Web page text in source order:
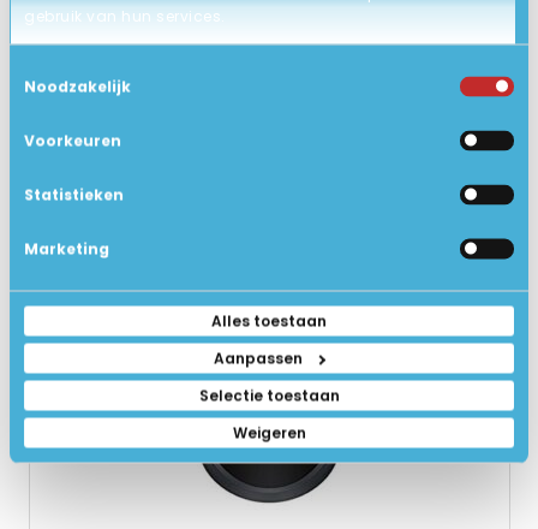
gebruik van hun services.
Noodzakelijk
Voorkeuren
Statistieken
Marketing
Alles toestaan
Aanpassen
Selectie toestaan
Weigeren
GERELATEERDE PRODUCTEN